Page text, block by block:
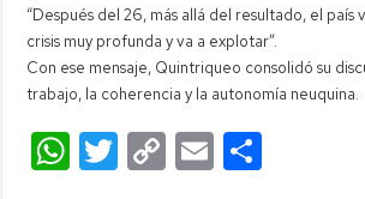
“Después del 26, más allá del resultado, el país
crisis muy profunda y va a explotar”.
Con ese mensaje, Quintriqueo consolidó su
trabajo, la coherencia y la autonomía neuquina.
W T C E